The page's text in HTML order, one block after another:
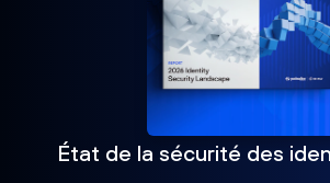
État de la sécurité des